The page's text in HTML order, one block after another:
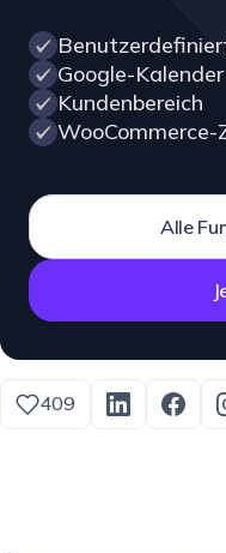
Google-Kalender
Kundenbereich
WooCommerce-
Alle
409